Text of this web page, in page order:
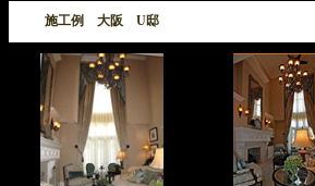
施工例 大阪 U邸